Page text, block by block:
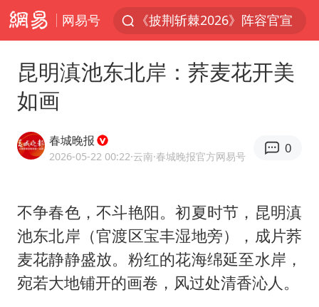
网易号
《披荆斩棘2026》阵容官宣
中国第1高楼阻尼器摆动明显
2025年小学教师减少13.19万
上门女婿出轨女邻居多年被判重婚罪
上海大部迎大暴雨
女子发现前夫婚内与第三者育子
昆明滇池东北岸：荞麦花开美
如画
春城晚报
2026-05-22 00:22·云南·春城晚报官方网易号
0
不争春色，不斗艳阳。初夏时节，昆明滇
池东北岸（官渡区宝丰湿地旁），成片荞
麦花静静盛放。粉红的花海绵延至水岸，
宛若大地铺开的画卷，风过处清香沁人。